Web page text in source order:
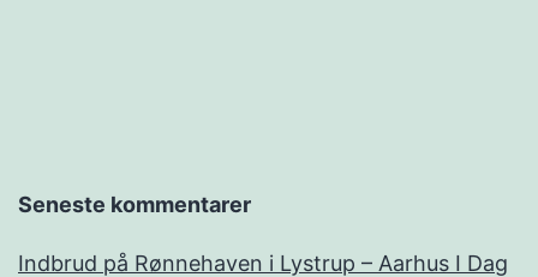
Seneste kommentarer
Indbrud på Rønnehaven i Lystrup – Aarhus I Dag